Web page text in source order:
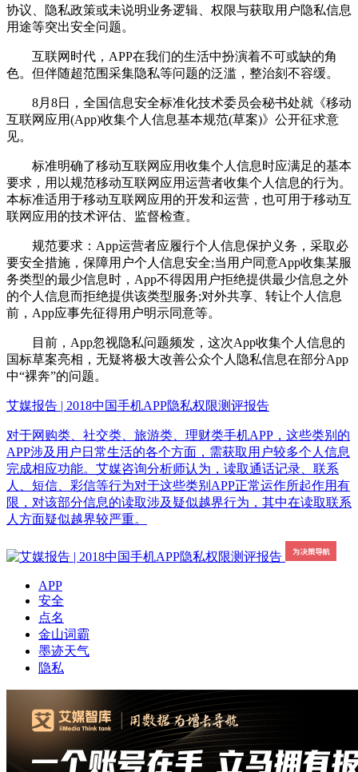
协议、隐私政策或未说明业务逻辑、权限与获取用户隐私信息
用途等突出安全问题。
互联网时代，APP在我们的生活中扮演着不可或缺的角
色。但伴随超范围采集隐私等问题的泛滥，整治刻不容缓。
8月8日，全国信息安全标准化技术委员会秘书处就《移动
互联网应用(App)收集个人信息基本规范(草案)》公开征求意
见。
标准明确了移动互联网应用收集个人信息时应满足的基本
要求，用以规范移动互联网应用运营者收集个人信息的行为。
本标准适用于移动互联网应用的开发和运营，也可用于移动互
联网应用的技术评估、监督检查。
规范要求：App运营者应履行个人信息保护义务，采取必
要安全措施，保障用户个人信息安全;当用户同意App收集某服
务类型的最少信息时，App不得因用户拒绝提供最少信息之外
的个人信息而拒绝提供该类型服务;对外共享、转让个人信息
前，App应事先征得用户明示同意等。
目前，App忽视隐私问题频发，这次App收集个人信息的
国标草案亮相，无疑将极大改善公众个人隐私信息在部分App
中“裸奔”的问题。
艾媒报告 | 2018中国手机APP隐私权限测评报告
对于网购类、社交类、旅游类、理财类手机APP，这些类别的
APP涉及用户日常生活的各个方面，需获取用户较多个人信息
完成相应功能。艾媒咨询分析师认为，读取通话记录、联系
人、短信、彩信等行为对于这些类别APP正常运作所起作用有
限，对该部分信息的读取涉及疑似越界行为，其中在读取联系
人方面疑似越界较严重。
APP
安全
点名
金山词霸
墨迹天气
隐私